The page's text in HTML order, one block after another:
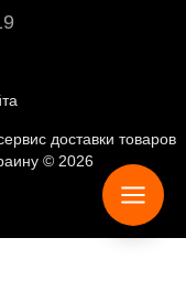
доставки товаров
© 2026